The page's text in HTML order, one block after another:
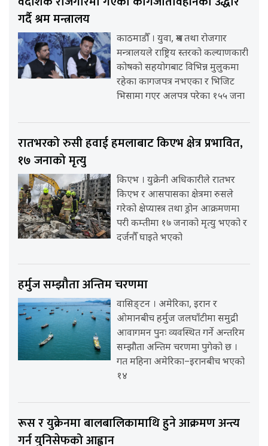
गर्दै श्रम मन्त्रालय
काठमाडौँ । युवा, श्रम तथा रोजगार
मन्त्रालयले राष्ट्रिय स्तरको कल्याणकारी
कोषको सहयोगबाट विभिन्न मुलुकमा
रहेका कागजपत्र नभएका र भिजिट
भिसामा गएर अलपत्र परेका १५५ जना
रातभरको रुसी हवाई हमलाबाट किएभ क्षेत्र प्रभावित,
१७ जनाको मृत्यु
किएभ । युक्रेनी अधिकारीले रातभर
किएभ र आसपासका क्षेत्रमा रुसले
गरेको क्षेप्यास्त्र तथा ड्रोन आक्रमणमा
परी कम्तीमा १७ जनाको मृत्यु भएको र
दर्जनौँ घाइते भएको
हर्मुज सम्झौता अन्तिम चरणमा
वासिङ्टन । अमेरिका, इरान र
ओमानबीच हर्मुज जलघाँटीमा समुद्री
आवागमन पुनः व्यवस्थित गर्ने अन्तरिम
सम्झौता अन्तिम चरणमा पुगेको छ ।
गत महिना अमेरिका–इरानबीच भएको
१४
रूस र युक्रेनमा बालबालिकामाथि हुने आक्रमण अन्त्य
गर्न युनिसेफको आह्वान